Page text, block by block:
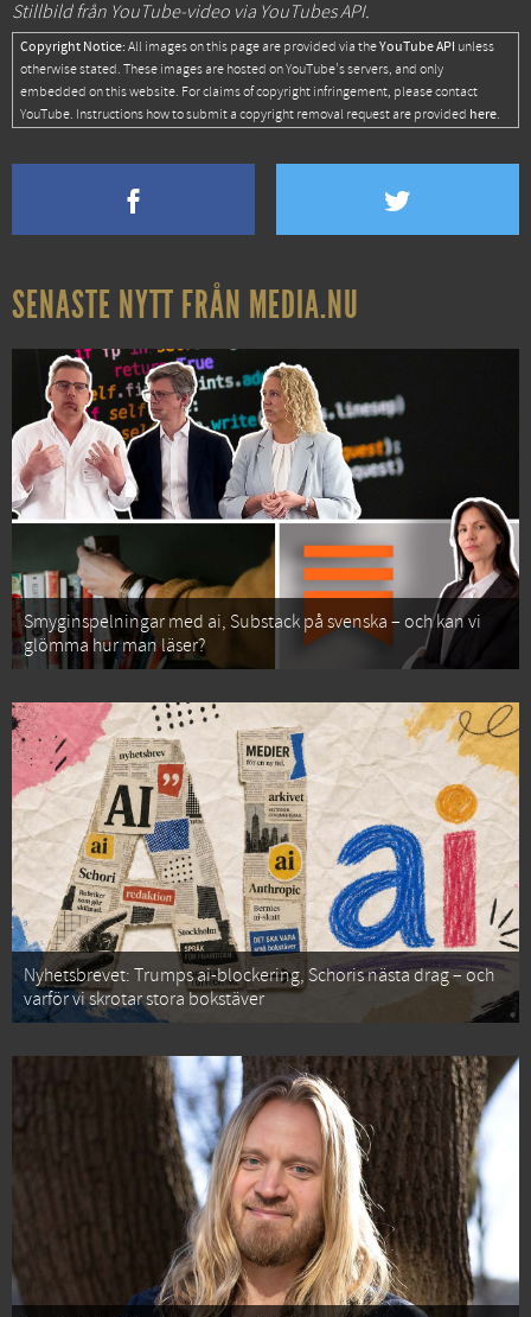
Stillbild från YouTube-video via YouTubes API.
Copyright Notice: All images on this page are provided via theYouTube API unless
otherwise stated. These images are hosted on YouTube's servers, and only
embedded on this website. For claims of copyright infringement, please contact
YouTube. Instructions how to submit a copyright removal request are provided here.
SENASTE NYTT FRÅN MEDIA.NU
Smyginspelningar med ai, Substack på svenska – och kan vi
glömma hur man läser?
Nyhetsbrevet: Trumps ai-blockering, Schoris nästa drag – och
varför vi skrotar stora bokstäver